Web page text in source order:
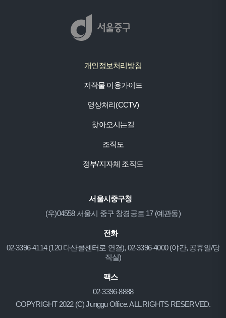
개인정보처리방침
저작물 이용가이드
영상처리(CCTV)
찾아오시는길
조직도
정부/지자체 조직도
서울시중구청
(우)04558 서울시 중구 창경궁로 17 (예관동)
전화
02-3396-4114 (120 다산콜센터로 연결), 02-3396-4000 (야간, 공휴일/당
직실)
팩스
02-3396-8888
COPYRIGHT 2022 (C) Junggu Office. ALL RIGHTS RESERVED.